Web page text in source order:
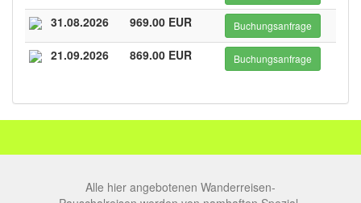
31.08.2026 969.00 EUR Buchungsanfrage
21.09.2026 869.00 EUR Buchungsanfrage
Alle hier angebotenen Wanderreisen-